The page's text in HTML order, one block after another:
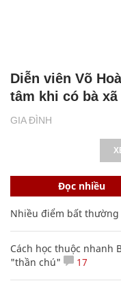
GIA ĐÌNH
Diễn viên Võ
tâm khi có bà xã
Đọc nhiều
Nhiều điểm bất thường
Cách học thuộc nhanh
"thần chú"
17